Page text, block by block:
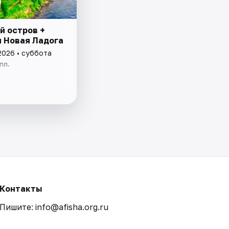
остров +
Новая Ладога
• суббота
Контакты
Пишите: info@afisha.org.ru